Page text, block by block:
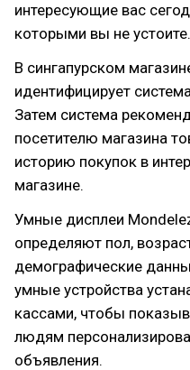
интересующие вас
которыми вы не устоите.
В сингапурском
идентифицирует
Затем система
посетителю магазина
историю покупок в
магазине.
Умные дисплеи
определяют пол,
демографические
умные устройства
кассами, чтобы
людям
объявления.